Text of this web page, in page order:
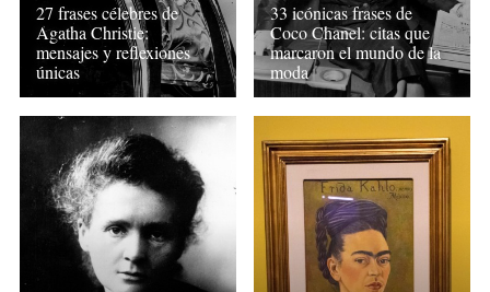
27 frases célebres de
Agatha Christie:
mensajes y reflexiones
únicas
33 icónicas frases de
Coco Chanel: citas que
marcaron el mundo de la
moda